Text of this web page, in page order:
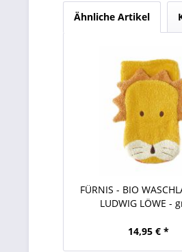
Ähnliche Artikel
FÜRNIS - BIO
LUDWIG LÖWE -
14,95 € *